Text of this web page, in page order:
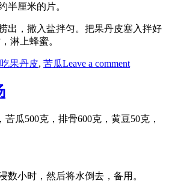
厘米的片。
，撒入盐拌匀。把果丹皮塞入拌好
淋上蜂蜜。
Tags
果丹皮, 苦瓜Leave a commenton
卷
500克，排骨600克，黄豆50克，
小时，然后将水倒去，备用。